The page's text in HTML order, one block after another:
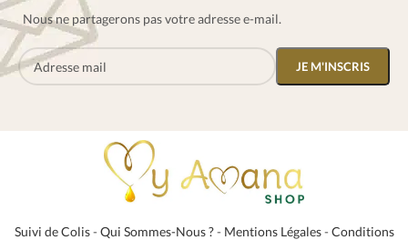
Nous ne partagerons pas votre adresse e-mail.
Suivi de Colis- Qui Sommes-Nous ?- Mentions Légales- Conditions